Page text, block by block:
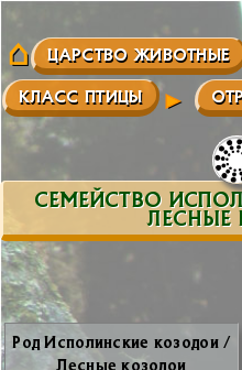
ЦАРСТВО ЖИВОТНЫЕ
КЛАСС ПТИЦЫ
СЕМЕЙСТВО
ЛЕСНЫЕ
Род Ис­по­лин­ские ко­зо­дои /
Лес­ные ко­зо­дои